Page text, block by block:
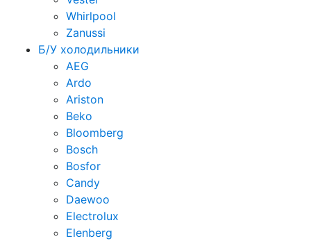
Whirlpool
Zanussi
Б/У холодильники
AEG
Ardo
Ariston
Beko
Bloomberg
Bosch
Bosfor
Candy
Daewoo
Electrolux
Elenberg